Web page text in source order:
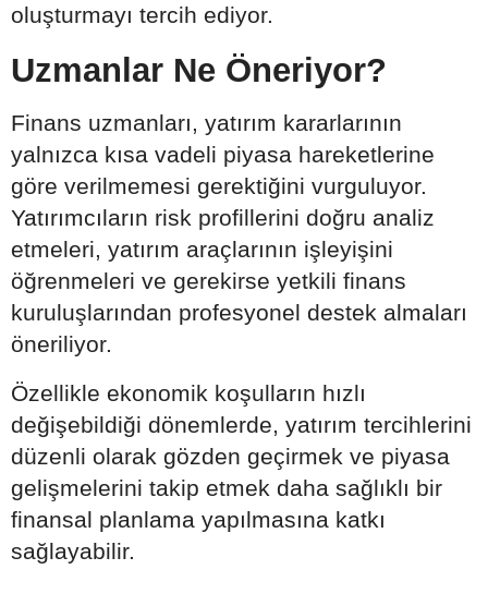
oluşturmayı tercih ediyor.
Uzmanlar Ne Öneriyor?
Finans uzmanları, yatırım kararlarının
yalnızca kısa vadeli piyasa hareketlerine
göre verilmemesi gerektiğini vurguluyor.
Yatırımcıların risk profillerini doğru analiz
etmeleri, yatırım araçlarının işleyişini
öğrenmeleri ve gerekirse yetkili finans
kuruluşlarından profesyonel destek almaları
öneriliyor.
Özellikle ekonomik koşulların hızlı
değişebildiği dönemlerde, yatırım tercihlerini
düzenli olarak gözden geçirmek ve piyasa
gelişmelerini takip etmek daha sağlıklı bir
finansal planlama yapılmasına katkı
sağlayabilir.